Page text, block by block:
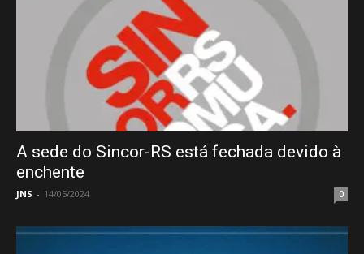
A sede do Sincor-RS está fechada devido à
enchente
JNS - 14/05/2024 0